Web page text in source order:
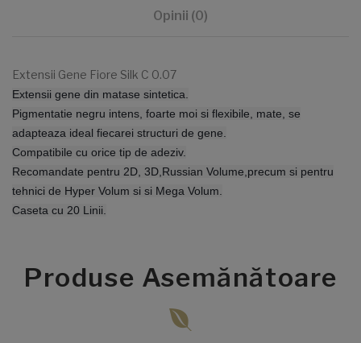
Opinii (0)
Extensii Gene Fiore Silk C 0.07
Extensii gene din matase sintetica.
Pigmentatie negru intens, foarte moi si flexibile, mate, se
adapteaza ideal fiecarei structuri de gene.
Compatibile cu orice tip de adeziv.
Recomandate pentru 2D, 3D,Russian Volume,precum si pentru
tehnici de Hyper Volum si si Mega Volum.
Caseta cu 20 Linii.
Produse Asemănătoare